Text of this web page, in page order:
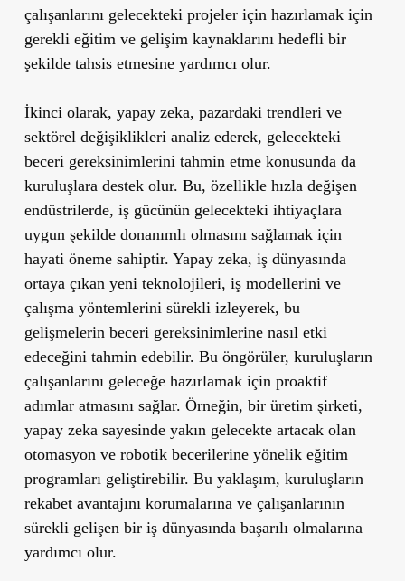
çalışanlarını gelecekteki projeler için hazırlamak için
gerekli eğitim ve gelişim kaynaklarını hedefli bir
şekilde tahsis etmesine yardımcı olur.
İkinci olarak, yapay zeka, pazardaki trendleri ve
sektörel değişiklikleri analiz ederek, gelecekteki
beceri gereksinimlerini tahmin etme konusunda da
kuruluşlara destek olur. Bu, özellikle hızla değişen
endüstrilerde, iş gücünün gelecekteki ihtiyaçlara
uygun şekilde donanımlı olmasını sağlamak için
hayati öneme sahiptir. Yapay zeka, iş dünyasında
ortaya çıkan yeni teknolojileri, iş modellerini ve
çalışma yöntemlerini sürekli izleyerek, bu
gelişmelerin beceri gereksinimlerine nasıl etki
edeceğini tahmin edebilir. Bu öngörüler, kuruluşların
çalışanlarını geleceğe hazırlamak için proaktif
adımlar atmasını sağlar. Örneğin, bir üretim şirketi,
yapay zeka sayesinde yakın gelecekte artacak olan
otomasyon ve robotik becerilerine yönelik eğitim
programları geliştirebilir. Bu yaklaşım, kuruluşların
rekabet avantajını korumalarına ve çalışanlarının
sürekli gelişen bir iş dünyasında başarılı olmalarına
yardımcı olur.